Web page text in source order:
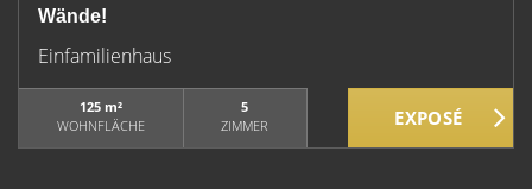
Wände!
Einfamilienhaus
125 m²
WOHNFLÄCHE
5
ZIMMER